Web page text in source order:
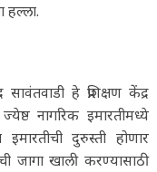
हल्ला.
सावंतवाडी हे प्रशिक्षण केंद्र
नागरिक इमारतीमध्ये
दुरुस्ती होणार
जागा खाली करण्यासाठी